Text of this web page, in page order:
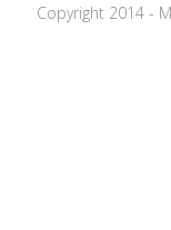
Copyright 2014 -